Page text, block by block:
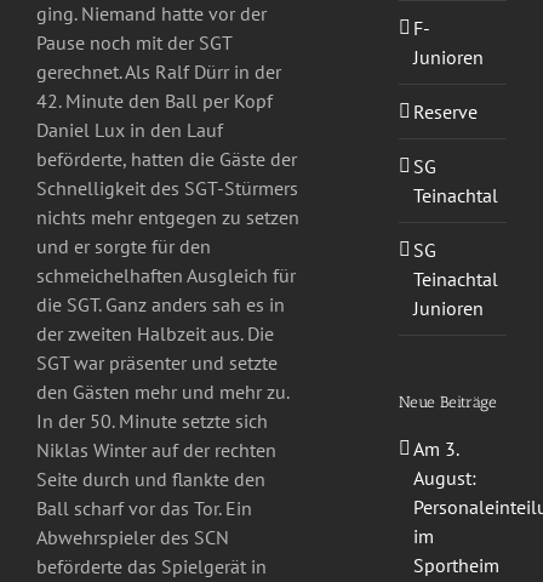
ging. Niemand hatte vor der
Pause noch mit der SGT
gerechnet. Als Ralf Dürr in der
42. Minute den Ball per Kopf
Daniel Lux in den Lauf
beförderte, hatten die Gäste der
Schnelligkeit des SGT-Stürmers
nichts mehr entgegen zu setzen
und er sorgte für den
schmeichelhaften Ausgleich für
die SGT. Ganz anders sah es in
der zweiten Halbzeit aus. Die
SGT war präsenter und setzte
den Gästen mehr und mehr zu.
In der 50. Minute setzte sich
Niklas Winter auf der rechten
Seite durch und flankte den
Ball scharf vor das Tor. Ein
Abwehrspieler des SCN
beförderte das Spielgerät in
F-
Junioren
Reserve
SG
Teinachtal
SG
Teinachtal
Junioren
Neue Beiträge
Am 3.
August:
im
Sportheim